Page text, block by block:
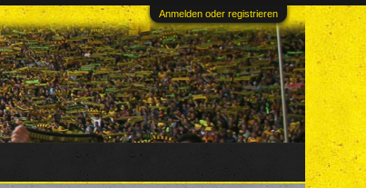
Anmelden oder registrieren